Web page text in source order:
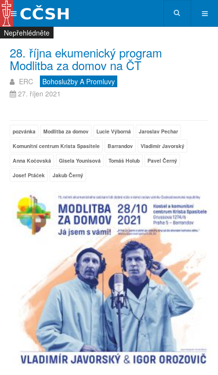
28. října ekumenický program
Modlitba za domov na ČT
ERC
Bohoslužby A Promluvy
27. říjen 2021
pozvánka Modlitba za domov Lucie Výborná
Jaroslav Pechar
Komunitní centrum Krista Spasitele
Barrandov
Vladimír Javorský
Anna Kočovská
Gisela Younisová Tomáš Holub
Pavel Černý
Josef Ptáček
Jakub Černý
Nepřehlédněte
Nepřehlédněte
Nepřehlédněte
Nepřehlédněte